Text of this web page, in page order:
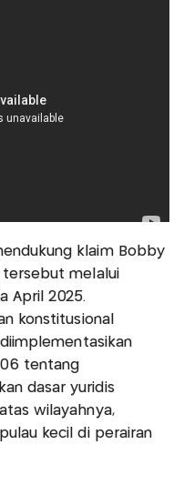
klaim Bobby
tersebut melalui
April 2025.
konstitusional
tentang
dasar yuridis
wilayahnya,
kecil di perairan